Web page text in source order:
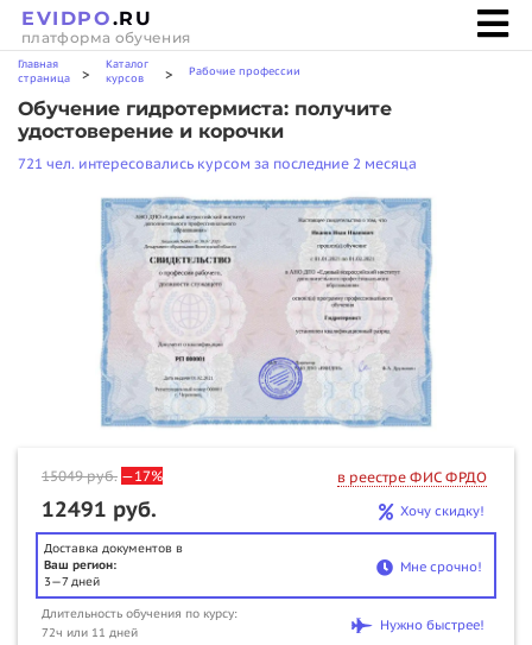
EVIDPO.RU
платформа обучения
Главная
страница
>
Каталог
курсов
> Рабочие профессии
Обучение гидротермиста: получите
удостоверение и корочки
721 чел. интересовались курсом за последние 2 месяца
15049руб. —17% в реестре ФИС ФРДО
12491 руб. Хочу скидку!
Доставка документов в
Ваш регион:
3—7 дней
Мне срочно!
Длительность обучения по курсу:
72ч или 11 дней
Нужно быстрее!